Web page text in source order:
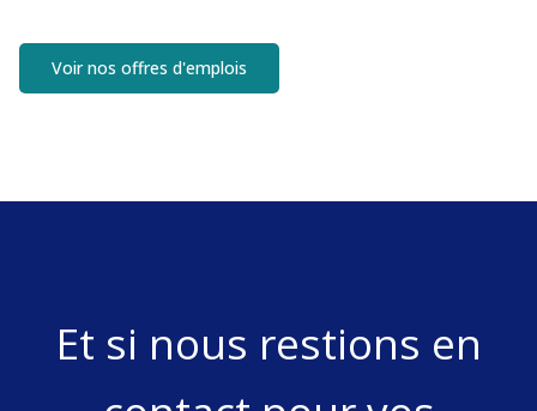
Voir nos offres d'emplois
Et si nous restions en